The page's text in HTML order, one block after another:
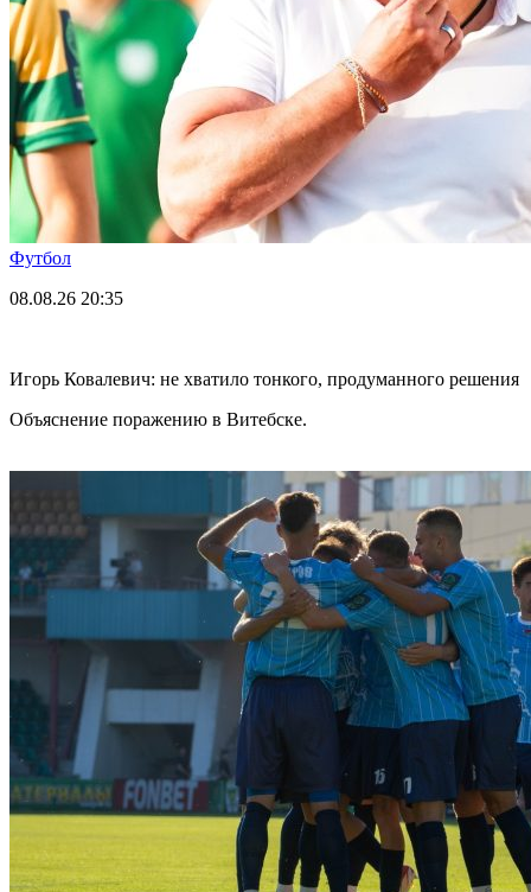
Футбол
08.08.26 20:35
Игорь Ковалевич: не хватило тонкого, продуманного решения
Объяснение поражению в Витебске.